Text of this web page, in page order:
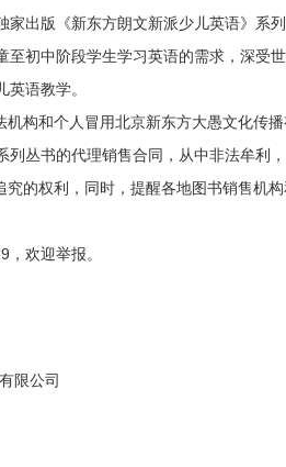
家出版《新东方朗文新派少儿英语》系
至初中阶段学生学习英语的需求，深受
语教学。
构和个人冒用北京新东方大愚文化传
列丛书的代理销售合同，从中非法牟
的权利，同时，提醒各地图书销售机
欢迎举报。
限公司